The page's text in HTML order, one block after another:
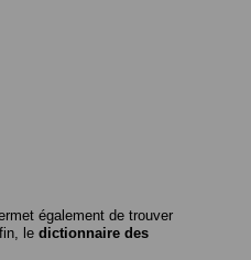
également de trouver
le dictionnaire des